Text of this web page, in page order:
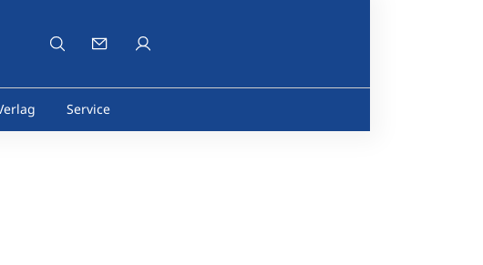
Service